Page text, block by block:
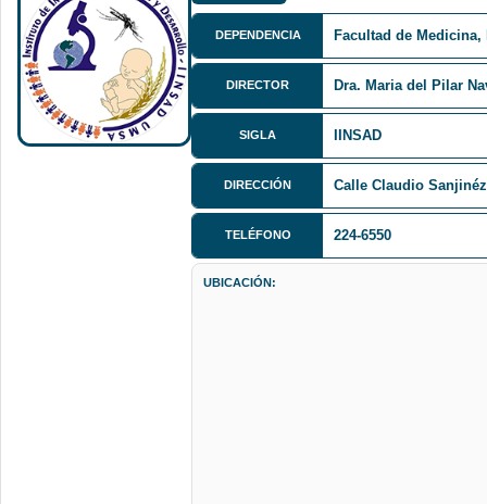
DEPENDENCIA Facultad de
DIRECTOR Dra. Maria del Pilar
SIGLA IINSAD
DIRECCIÓN Calle Claudio
TELÉFONO 224-6550
UBICACIÓN: